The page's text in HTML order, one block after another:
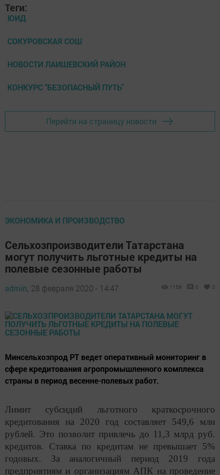
Теги:
ЮИД
СОКУРОВСКАЯ СОШ
НОВОСТИ ЛАИШЕВСКИЙ РАЙОН
КОНКУРС "БЕЗОПАСНЫЙ ПУТЬ"
Перейти на страницу новости
ЭКОНОМИКА И ПРОИЗВОДСТВО
Сельхозпроизводители Татарстана
могут получить льготные кредиты на
полевые сезонные работы
admin, 28 февраля 2020 - 14:47 1159 0 0
Минсельхозпрод РТ ведет оперативный мониторинг в
сфере кредитования агропромышленного комплекса
страны в период весенне-полевых работ.
Лимит субсидий льготного краткосрочного
кредитования на 2020 год составляет 549,6 млн
рублей. Это позволит привлечь до 11,3 млрд руб.
кредитов. Ставка по кредитам не превышает 5%
годовых. За аналогичный период 2019 года
предприятиям и организациям АПК на проведение